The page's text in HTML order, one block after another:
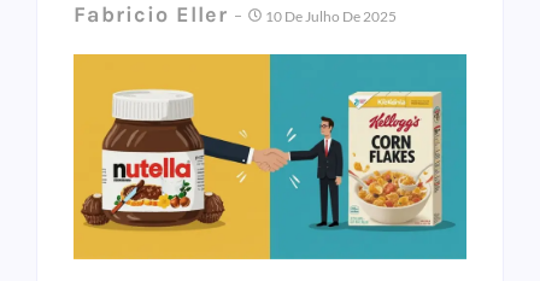
Fabricio Eller 10 De Julho De 2025